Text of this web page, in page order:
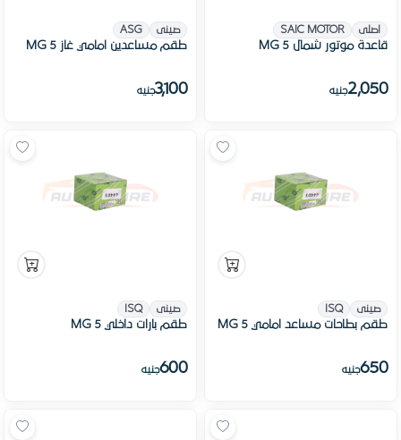
اصلى SAIC MOTOR
قاعدة موتور شمال MG 5
2,050جنيه
صينى ASG
طقم مساعدين امامي غاز MG 5
3,100جنيه
صينى ISQ
طقم بطاحات مساعد امامي MG 5
650جنيه
صينى ISQ
طقم بارات داخلي MG 5
600جنيه